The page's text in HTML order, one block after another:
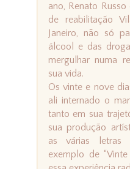
ano, Renato
de reabilitação
Janeiro, não só
álcool e das
mergulhar numa
sua vida.
Os vinte e nove
ali internado o
tanto em sua
sua produção
as várias letras
exemplo de